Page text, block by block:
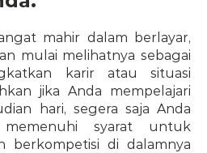
mahir dalam berlayar,
mulai melihatnya sebagai
karir atau situasi
jika Anda mempelajari
hari, segera saja Anda
syarat untuk
berkompetisi di dalamnya